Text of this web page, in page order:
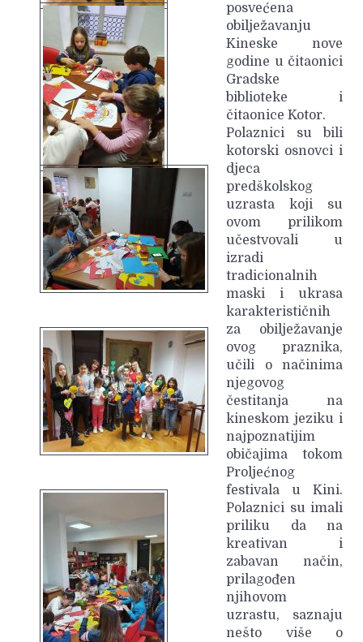
posvećena
obilježavanju
Kineske nove
godine u čitaonici
Gradske
biblioteke i
čitaonice Kotor.
Polaznici su bili
kotorski osnovci i
djeca
predškolskog
uzrasta koji su
ovom prilikom
učestvovali u
izradi
tradicionalnih
maski i ukrasa
karakterističnih
za obilježavanje
ovog praznika,
učili o načinima
njegovog
čestitanja na
kineskom jeziku i
najpoznatijim
običajima tokom
Proljećnog
festivala u Kini.
Polaznici su imali
priliku da na
kreativan i
zabavan način,
prilagođen
njihovom
uzrastu, saznaju
nešto više o